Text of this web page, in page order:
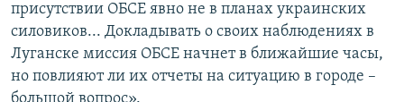
присутствии ОБСЕ явно не в планах украинских
силовиков... Докладывать о своих наблюдениях в
Луганске миссия ОБСЕ начнет в ближайшие часы,
но повлияют ли их отчеты на ситуацию в городе –